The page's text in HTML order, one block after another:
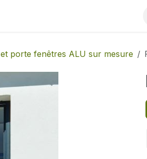
Rendez-
porte fenêtres ALU sur mesure